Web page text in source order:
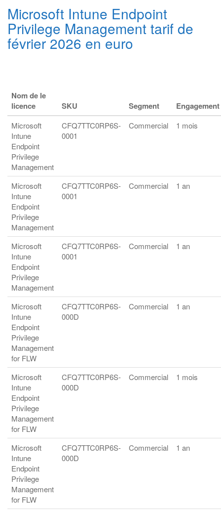
Microsoft Intune Endpoint
Privilege Management tarif de
février 2026 en euro
Nom de le
licence
SKU Segment Engagement
Microsoft
Intune
Endpoint
Privilege
Management
CFQ7TTC0RP6S-
0001
Commercial 1 mois
Microsoft
Intune
Endpoint
Privilege
Management
CFQ7TTC0RP6S-
0001
Commercial 1 an
Microsoft
Intune
Endpoint
Privilege
Management
CFQ7TTC0RP6S-
0001
Commercial 1 an
Microsoft
Intune
Endpoint
Privilege
Management
for FLW
CFQ7TTC0RP6S-
000D
Commercial 1 an
Microsoft
Intune
Endpoint
Privilege
Management
for FLW
CFQ7TTC0RP6S-
000D
Commercial 1 mois
Microsoft
Intune
Endpoint
Privilege
Management
for FLW
CFQ7TTC0RP6S-
000D
Commercial 1 an